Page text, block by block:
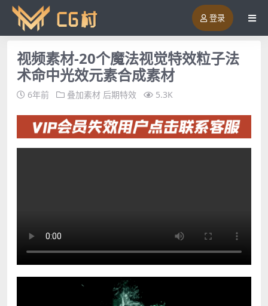
登录
视频素材-20个魔法视觉特效粒子法
术命中光效元素合成素材
6年前 叠加素材 后期特效 5.3K